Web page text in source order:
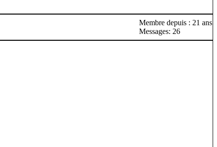
Membre depuis : 21 ans
Messages: 26